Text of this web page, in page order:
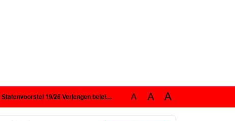
beleidskader Data en vaststelling Addendum Beleidskader Data 2030 A A A